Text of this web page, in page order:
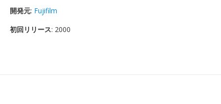
開発元: Fujifilm
初回リリース: 2000